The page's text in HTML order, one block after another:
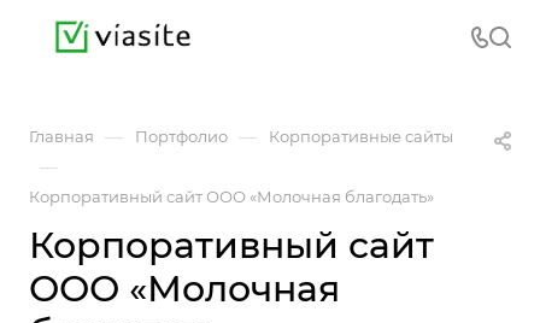
Главная — Портфолио — Корпоративные сайты
—
Корпоративный сайт ООО «Молочная благодать»
Корпоративный сайт
ООО «Молочная